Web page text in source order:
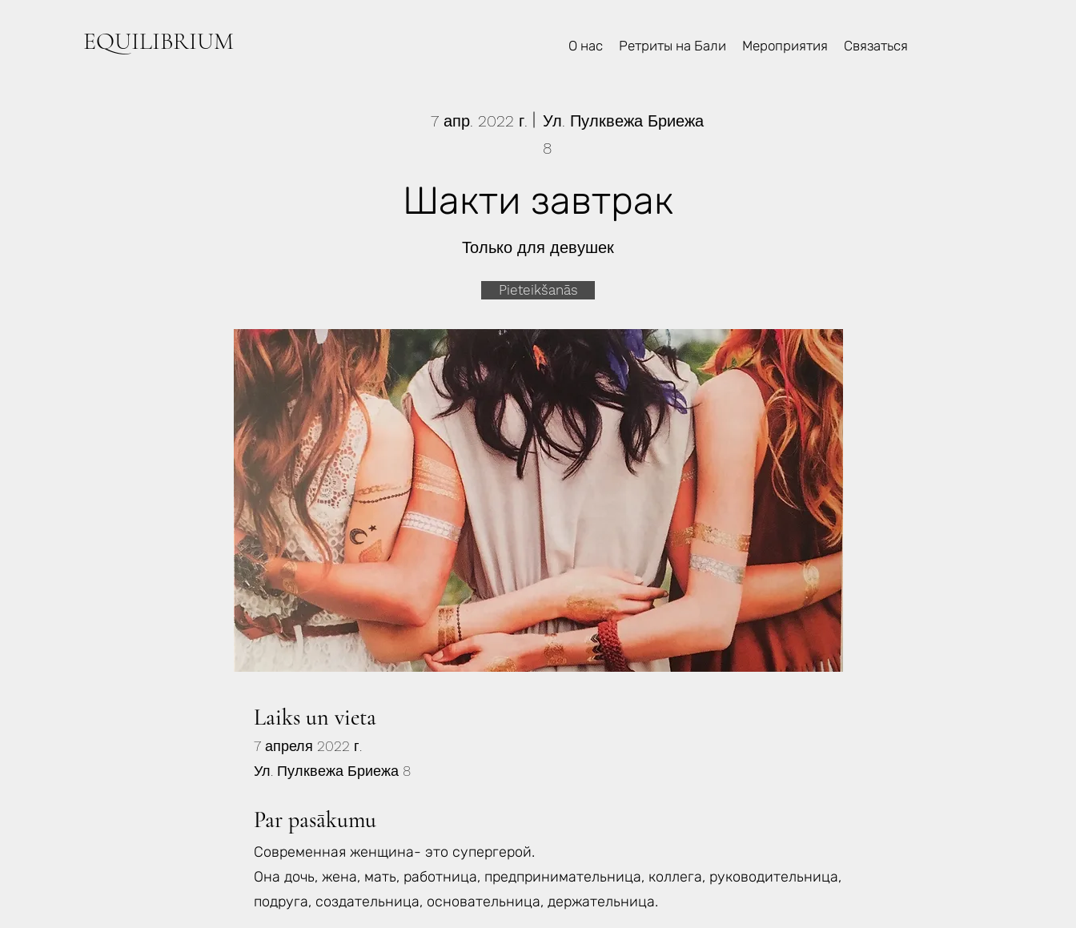
EQUILIBRIUM О нас Ретриты на Бали Мероприятия Связаться
7 апр. 2022 г.
Ул. Пулквежа Бриежа
8
Шакти завтрак
Только для девушек
Pieteikšanās
Laiks un vieta
7 апреля 2022 г.
Ул. Пулквежа Бриежа 8
Par pasākumu
Современная женщина- это супергерой.
Она дочь, жена, мать, работница, предпринимательница, коллега, руководительница,
подруга, создательница, основательница, держательница.